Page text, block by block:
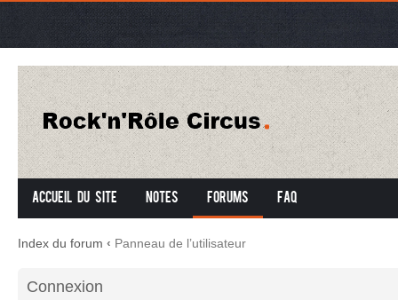
Accueil du site Notes Forums FAQ
Index du forum ‹ Panneau de l’utilisateur
Connexion